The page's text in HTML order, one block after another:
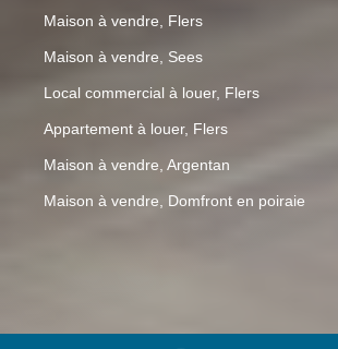
Maison à vendre, Flers
Maison à vendre, Sees
Local commercial à louer, Flers
Appartement à louer, Flers
Maison à vendre, Argentan
Maison à vendre, Domfront en poiraie